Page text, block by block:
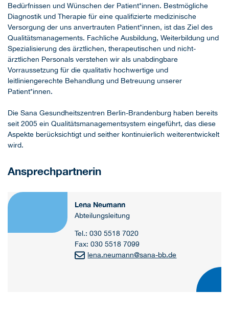
Bedürfnissen und Wünschen der Patient*innen. Bestmögliche
Diagnostik und Therapie für eine qualifizierte medizinische
Versorgung der uns anvertrauten Patient*innen, ist das Ziel des
Qualitätsmanagements. Fachliche Ausbildung, Weiterbildung und
Spezialisierung des ärztlichen, therapeutischen und nicht-
ärztlichen Personals verstehen wir als unabdingbare
Vorraussetzung für die qualitativ hochwertige und
leitliniengerechte Behandlung und Betreuung unserer
Patient*innen.
Die Sana Gesundheitszentren Berlin-Brandenburg haben bereits
seit 2005 ein Qualitätsmanagementsystem eingeführt, das diese
Aspekte berücksichtigt und seither kontinuierlich weiterentwickelt
wird.
Ansprechpartnerin
Lena Neumann
Abteilungsleitung
Tel.: 030 5518 7020
Fax: 030 5518 7099
lena.neumann@sana-bb.de